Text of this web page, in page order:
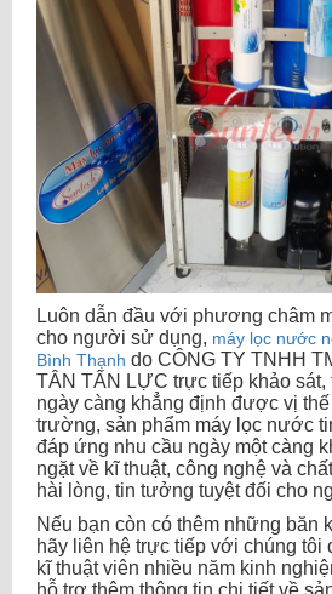
Luôn dẫn đầu với phương châm
cho người sử dụng, máy lọc nước
Bình Thạnh do CÔNG TY TNHH
TÂN TẤN LỰC trực tiếp khảo sát,
ngày càng khẳng định được vị
trường, sản phẩm máy lọc nước
đáp ứng nhu cầu ngày một càng
ngặt về kĩ thuật, công nghệ và
hài lòng, tin tưởng tuyệt đối cho
Nếu bạn còn có thêm những băn
hãy liên hệ trực tiếp với chúng tôi
kĩ thuật viên nhiều năm kinh
hỗ trợ thêm thông tin chi tiết về